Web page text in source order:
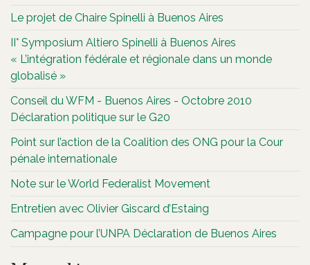
Le projet de Chaire Spinelli à Buenos Aires
II° Symposium Altiero Spinelli à Buenos Aires
« L’intégration fédérale et régionale dans un monde
globalisé »
Conseil du WFM - Buenos Aires - Octobre 2010
Déclaration politique sur le G20
Point sur l’action de la Coalition des ONG pour la Cour
pénale internationale
Note sur le World Federalist Movement
Entretien avec Olivier Giscard d’Estaing
Campagne pour l’UNPA Déclaration de Buenos Aires